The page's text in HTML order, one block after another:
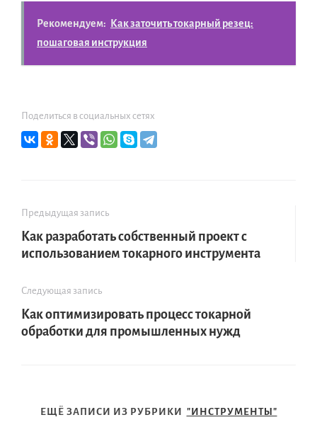
Рекомендуем:
Как заточить токарный резец:
пошаговая инструкция
Поделиться в социальных сетях
Предыдущая запись
Как разработать собственный проект с
использованием токарного инструмента
Следующая запись
Как оптимизировать процесс токарной
обработки для промышленных нужд
ЕЩЁ ЗАПИСИ ИЗ РУБРИКИ "ИНСТРУМЕНТЫ"